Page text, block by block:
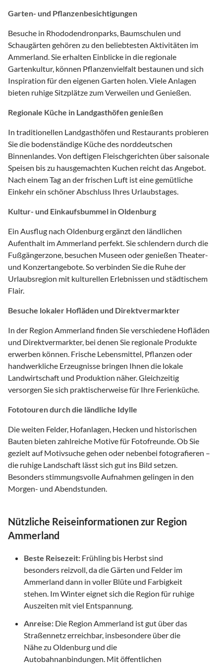
Garten- und Pflanzenbesichtigungen
Besuche in Rhododendronparks, Baumschulen und
Schaugärten gehören zu den beliebtesten Aktivitäten im
Ammerland. Sie erhalten Einblicke in die regionale
Gartenkultur, können Pflanzenvielfalt bestaunen und sich
Inspiration für den eigenen Garten holen. Viele Anlagen
bieten ruhige Sitzplätze zum Verweilen und Genießen.
Regionale Küche in Landgasthöfen genießen
In traditionellen Landgasthöfen und Restaurants probieren
Sie die bodenständige Küche des norddeutschen
Binnenlandes. Von deftigen Fleischgerichten über saisonale
Speisen bis zu hausgemachten Kuchen reicht das Angebot.
Nach einem Tag an der frischen Luft ist eine gemütliche
Einkehr ein schöner Abschluss Ihres Urlaubstages.
Kultur- und Einkaufsbummel in Oldenburg
Ein Ausflug nach Oldenburg ergänzt den ländlichen
Aufenthalt im Ammerland perfekt. Sie schlendern durch die
Fußgängerzone, besuchen Museen oder genießen Theater-
und Konzertangebote. So verbinden Sie die Ruhe der
Urlaubsregion mit kulturellen Erlebnissen und städtischem
Flair.
Besuche lokaler Hofläden und Direktvermarkter
In der Region Ammerland finden Sie verschiedene Hofläden
und Direktvermarkter, bei denen Sie regionale Produkte
erwerben können. Frische Lebensmittel, Pflanzen oder
handwerkliche Erzeugnisse bringen Ihnen die lokale
Landwirtschaft und Produktion näher. Gleichzeitig
versorgen Sie sich praktischerweise für Ihre Ferienküche.
Fototouren durch die ländliche Idylle
Die weiten Felder, Hofanlagen, Hecken und historischen
Bauten bieten zahlreiche Motive für Fotofreunde. Ob Sie
gezielt auf Motivsuche gehen oder nebenbei fotografieren –
die ruhige Landschaft lässt sich gut ins Bild setzen.
Besonders stimmungsvolle Aufnahmen gelingen in den
Morgen- und Abendstunden.
Nützliche Reiseinformationen zur Region
Ammerland
Beste Reisezeit: Frühling bis Herbst sind
besonders reizvoll, da die Gärten und Felder im
Ammerland dann in voller Blüte und Farbigkeit
stehen. Im Winter eignet sich die Region für ruhige
Auszeiten mit viel Entspannung.
Anreise: Die Region Ammerland ist gut über das
Straßennetz erreichbar, insbesondere über die
Nähe zu Oldenburg und die
Autobahnanbindungen. Mit öffentlichen